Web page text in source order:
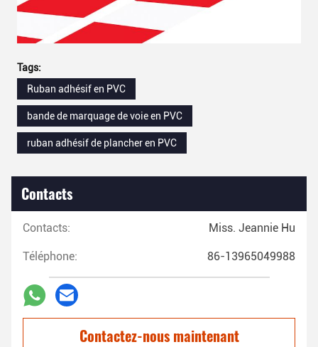
Tags:
Ruban adhésif en PVC
bande de marquage de voie en PVC
ruban adhésif de plancher en PVC
Contacts
Contacts: Miss. Jeannie Hu
Téléphone: 86-13965049988
Contactez-nous maintenant